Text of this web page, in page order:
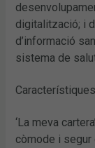
digitalització; i
d’informació
sistema de
‘La meva
còmode i segur